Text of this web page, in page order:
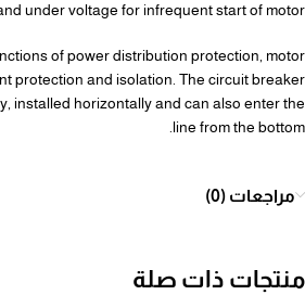
under voltage for infrequent start of motor.
of power distribution protection, motor
protection and isolation. The circuit breaker
installed horizontally and can also enter the
line from the bottom.
مراجعات (0)
منتجات ذات صلة